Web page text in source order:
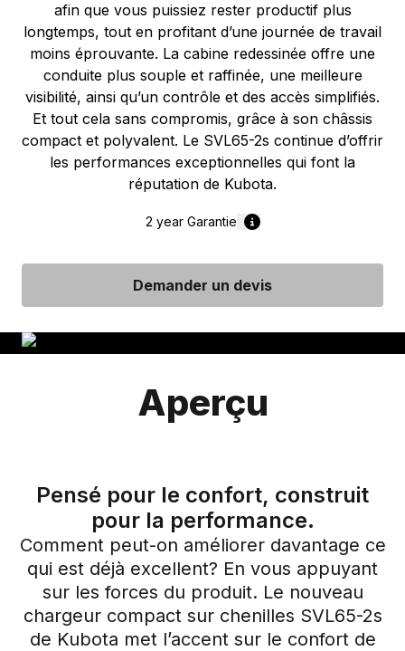
afin que vous puissiez rester productif plus
longtemps, tout en profitant d’une journée de travail
moins éprouvante. La cabine redessinée offre une
conduite plus souple et raffinée, une meilleure
visibilité, ainsi qu’un contrôle et des accès simplifiés.
Et tout cela sans compromis, grâce à son châssis
compact et polyvalent. Le SVL65-2s continue d’offrir
les performances exceptionnelles qui font la
réputation de Kubota.
2 yearGarantie
Demander un devis
Aperçu
Pensé pour le confort, construit
pour la performance.
Comment peut-on améliorer davantage ce
qui est déjà excellent? En vous appuyant
sur les forces du produit. Le nouveau
chargeur compact sur chenilles SVL65-2s
de Kubota met l’accent sur le confort de